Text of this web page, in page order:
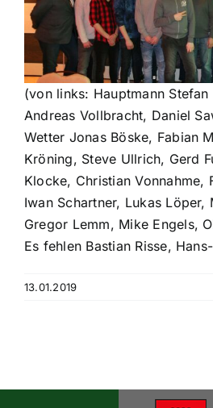
(von links: Hauptmann Stefan
Andreas Vollbracht, Daniel
Wetter Jonas Böske, Fabian
Kröning, Steve Ullrich, Gerd
Klocke, Christian Vonnahme,
Iwan Schartner, Lukas Löper,
Gregor Lemm, Mike Engels,
Es fehlen Bastian Risse,
13.01.2019